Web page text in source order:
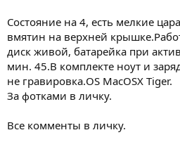
Состояние на 4, есть мелкие
вмятин на верхней
диск живой, батарейка при
мин. 45.В комплекте ноут и
не гравировка.OS MacOSX Tiger.
За фотками в личку.
Все комменты в личку.